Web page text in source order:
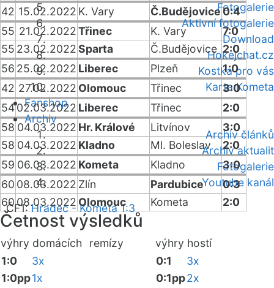
Fotogalerie
Aktivní fotogalerie
Download
Hokejchat.cz
Kostka pro vás
Karta Kometa
Fanshop
Archiv
Archiv článků
Archiv aktualit
Fotogalerie
Youtube kanál
ČF1:Hradec - Kometa 1:3
42 15.02.2022 K. Vary Č.Budějovice0:4
55 21.02.2022Třinec K. Vary
7:0
55 23.02.2022Sparta Č.Budějovice 2:0
56 25.02.2022 Liberec Plzeň
1:0
42 27.02.2022 Olomouc Třinec
3:0
5402.03.2022 Liberec Třinec
2:0
58 04.03.2022 Hr. Králové Litvínov
3:0
58 04.03.2022 Kladno Ml. Boleslav
2:0
59 06.03.2022 Kometa Kladno
3:0
60 08.03.2022 Zlín Pardubice
0:3
6008.03.2022 Olomouc Kometa 2:0
Četnost výsledků
výhry domácích remízy výhry hostí
1:0
3x
1:0pp1x
0:1
3x
0:1pp2x